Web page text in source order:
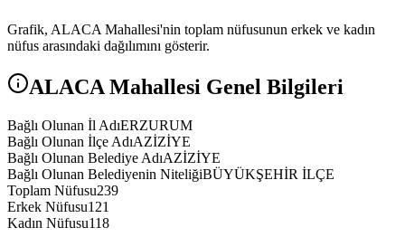
Grafik, ALACA Mahallesi'nin toplam nüfusunun erkek ve kadın
nüfus arasındaki dağılımını gösterir.
ALACA Mahallesi Genel Bilgileri
Bağlı Olunan İl AdıERZURUM
Bağlı Olunan İlçe AdıAZİZİYE
Bağlı Olunan Belediye AdıAZİZİYE
Bağlı Olunan Belediyenin NiteliğiBÜYÜKŞEHİR İLÇE
Toplam Nüfusu239
Erkek Nüfusu121
Kadın Nüfusu118